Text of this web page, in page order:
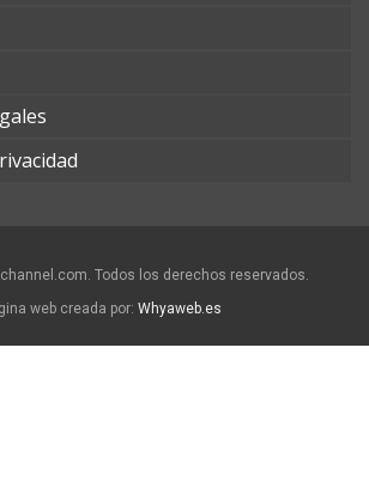
Todos los derechos reservados.
web creada por: Whyaweb.es